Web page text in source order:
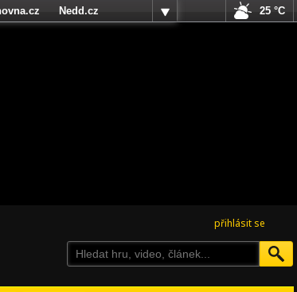
přihlásit se
Nedd.cz
25 °C